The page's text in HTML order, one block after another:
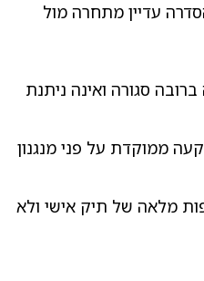
עדיין מתחרה מול
סגורה ואינה ניתנת
ממוקדת על פני מנגנון
מלאה של תיק אישי ולא